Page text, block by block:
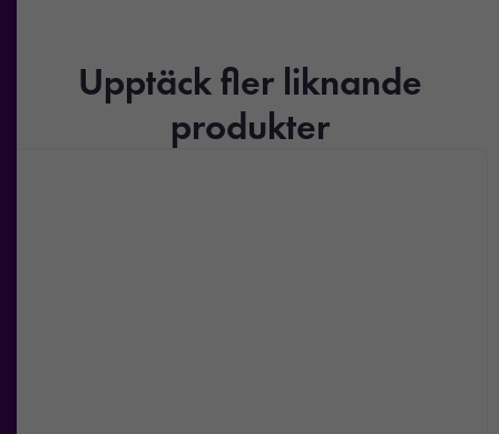
Upptäck fler liknande
produkter